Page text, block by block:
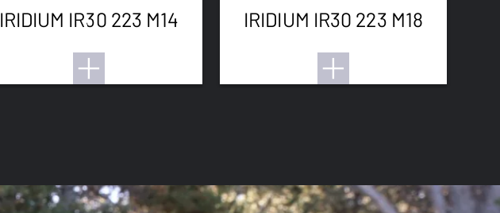
IRIDIUM IR30 223 M14
IRIDIUM IR30 223 M18